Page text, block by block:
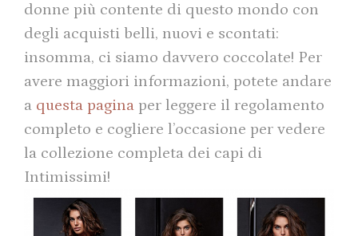
donne più contente di questo mondo con
degli acquisti belli, nuovi e scontati:
insomma, ci siamo davvero coccolate! Per
avere maggiori informazioni, potete andare
a questa pagina per leggere il regolamento
completo e cogliere l’occasione per vedere
la collezione completa dei capi di
Intimissimi!